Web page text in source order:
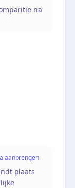
na
aanbrengen
plaats